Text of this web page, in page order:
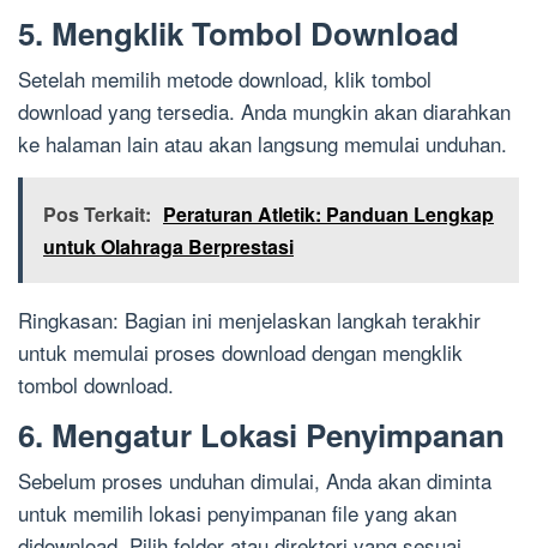
5. Mengklik Tombol Download
Setelah memilih metode download, klik tombol
download yang tersedia. Anda mungkin akan diarahkan
ke halaman lain atau akan langsung memulai unduhan.
Pos Terkait: Peraturan Atletik: Panduan Lengkap
untuk Olahraga Berprestasi
Ringkasan: Bagian ini menjelaskan langkah terakhir
untuk memulai proses download dengan mengklik
tombol download.
6. Mengatur Lokasi Penyimpanan
Sebelum proses unduhan dimulai, Anda akan diminta
untuk memilih lokasi penyimpanan file yang akan